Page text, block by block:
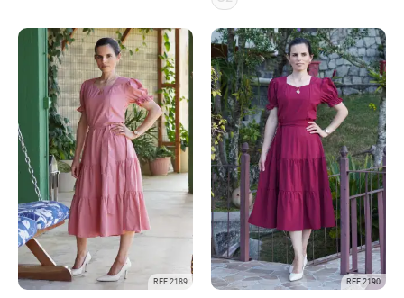
REF 2189 REF 2190